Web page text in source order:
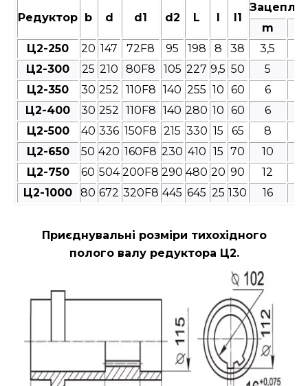
Редуктор b d d1 d2 L l1
m
Ц2-250
20 147 72F8 95 198 8 38 3,5
Ц2-300
25 210 80F8 105 227 9,5 50 5
Ц2-350
30 252 110F8 140 255 10 60 6
Ц2-400
30 252 110F8 140 280 10 60 6
Ц2-500
40 336 150F8 215 330 15 65 8
Ц2-650
50 420 160F8 230 410 15 70 10
Ц2-750
60 504 200F8 290 480 20 90 12
Ц2-1000
80 672 320F8 445 645 25 130 16
Приєднувальні розміри тихохідного
полого валу редуктора Ц2.